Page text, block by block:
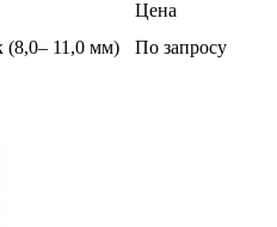
Цена
(8,0– 11,0 мм)
По запросу